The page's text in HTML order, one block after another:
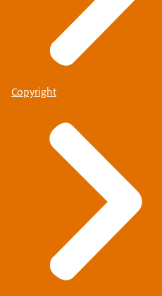
Copyright